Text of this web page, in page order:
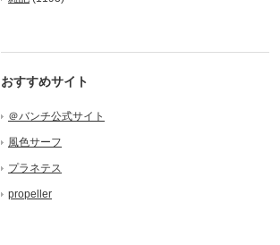
おすすめサイト
＠バンチ公式サイト
風色サーフ
プラネテス
propeller